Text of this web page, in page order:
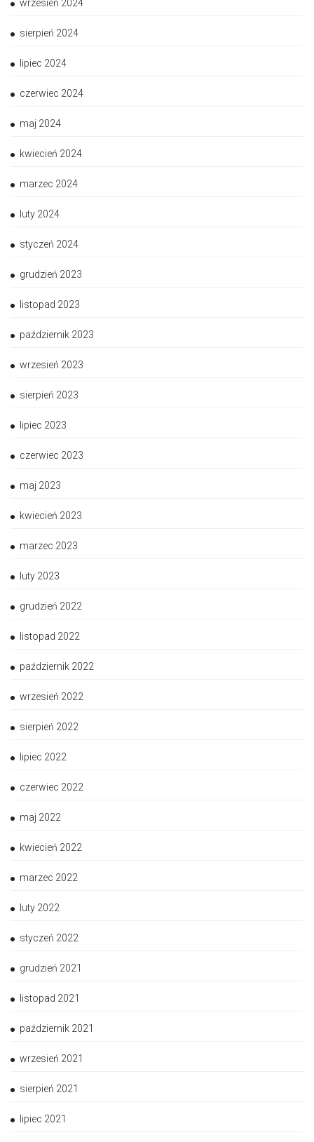
wrzesień 2024
sierpień 2024
lipiec 2024
czerwiec 2024
maj 2024
kwiecień 2024
marzec 2024
luty 2024
styczeń 2024
grudzień 2023
listopad 2023
październik 2023
wrzesień 2023
sierpień 2023
lipiec 2023
czerwiec 2023
maj 2023
kwiecień 2023
marzec 2023
luty 2023
grudzień 2022
listopad 2022
październik 2022
wrzesień 2022
sierpień 2022
lipiec 2022
czerwiec 2022
maj 2022
kwiecień 2022
marzec 2022
luty 2022
styczeń 2022
grudzień 2021
listopad 2021
październik 2021
wrzesień 2021
sierpień 2021
lipiec 2021